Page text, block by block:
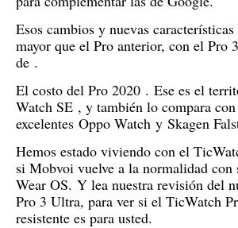
Esos cambios y nuevas
mayor que el Pro anterior, con el Pro
de .
El costo del Pro 2020 . Ese es el
Watch SE , y también lo compara
excelentes Oppo Watch y Skagen
Hemos estado viviendo con el
si Mobvoi vuelve a la normalidad
Wear OS. Y lea nuestra revisión del
Pro 3 Ultra, para ver si el TicWatch
resistente es para usted.